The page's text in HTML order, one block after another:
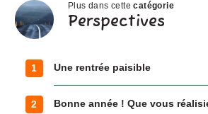
Plus dans cettecatégorie
Perspectives
Perspectives
1 Une rentrée paisible
2 Bonne année ! Que vous